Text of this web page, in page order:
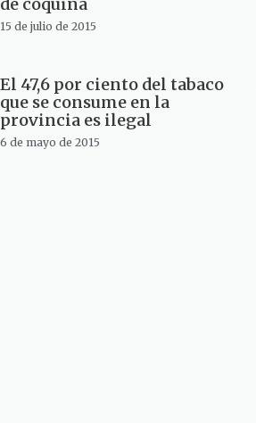
de coquina
15 de julio de 2015
El 47,6 por ciento del tabaco
que se consume en la
provincia es ilegal
6 de mayo de 2015